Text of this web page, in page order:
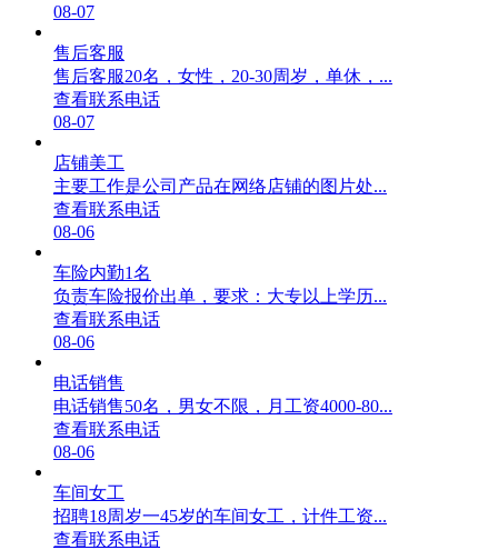
08-07
售后客服
售后客服20名，女性，20-30周岁，单休，...
查看联系电话
08-07
店铺美工
主要工作是公司产品在网络店铺的图片处...
查看联系电话
08-06
车险内勤1名
负责车险报价出单，要求：大专以上学历...
查看联系电话
08-06
电话销售
电话销售50名，男女不限，月工资4000-80...
查看联系电话
08-06
车间女工
招聘18周岁一45岁的车间女工，计件工资...
查看联系电话